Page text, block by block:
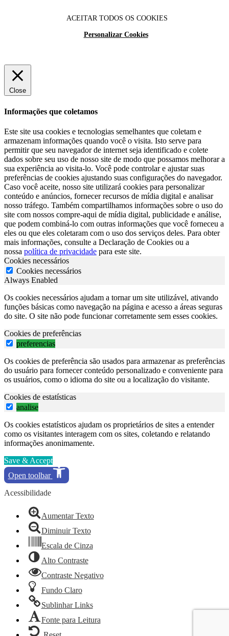
ACEITAR TODOS OS COOKIES
Personalizar Cookies
Close
Informações que coletamos
Este site usa cookies e tecnologias semelhantes que coletam e
armazenam informações quando você o visita. Isto serve para
permitir que seu navegador de internet seja identificado e colete
dados sobre seu uso de nosso site de modo que possamos melhorar a
sua experiência ao visita-lo. Você pode controlar e ajustar suas
preferências de cookies ajustando suas configurações do navegador.
Caso você aceite, nosso site utilizará cookies para personalizar
conteúdo e anúncios, fornecer recursos de mídia digital e analisar
nosso tráfego. Também compartilhamos informações sobre o uso do
site com nossos compre-aqui de mídia digital, publicidade e análise,
que podem combiná-lo com outras informações que você forneceu a
eles ou que eles coletaram com o uso dos serviços deles. Para obter
mais informações, consulte a Declaração de Cookies ou a
nossa política de privacidade para este site.
Cookies necessários
Cookies necessários
Always Enabled
Os cookies necessários ajudam a tornar um site utilizável, ativando
funções básicas como navegação na página e acesso a áreas seguras
do site. O site não pode funcionar corretamente sem esses cookies.
Cookies de preferências
preferencias
Os cookies de preferência são usados para armazenar as preferências
do usuário para fornecer conteúdo personalizado e conveniente para
os usuários, como o idioma do site ou a localização do visitante.
Cookies de estatísticas
analise
Os cookies estatísticos ajudam os proprietários de sites a entender
como os visitantes interagem com os sites, coletando e relatando
informações anonimamente.
Save & Accept
Open toolbar
Acessibilidade
Aumentar Texto
Diminuir Texto
Escala de Cinza
Alto Contraste
Contraste Negativo
Fundo Claro
Sublinhar Links
Fonte para Leitura